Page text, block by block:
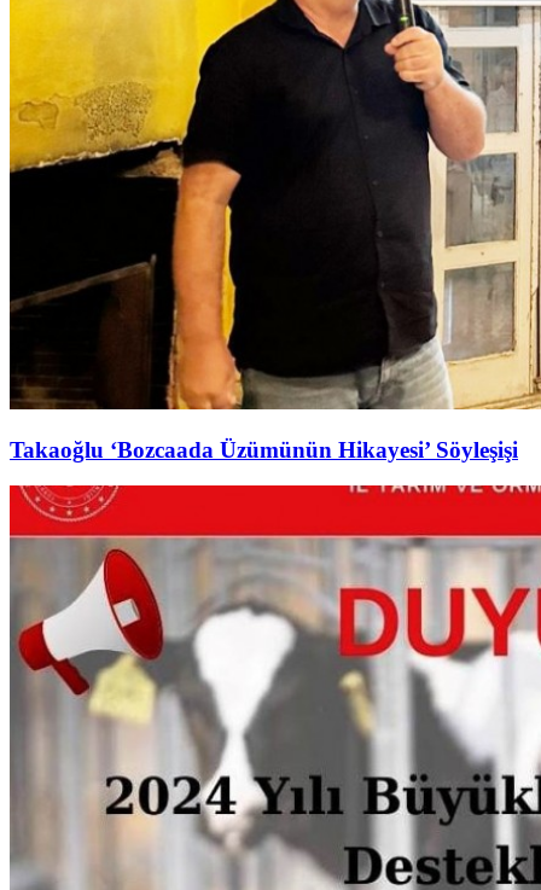
Takaoğlu ‘Bozcaada Üzümünün Hikayesi’ Söyleşişi